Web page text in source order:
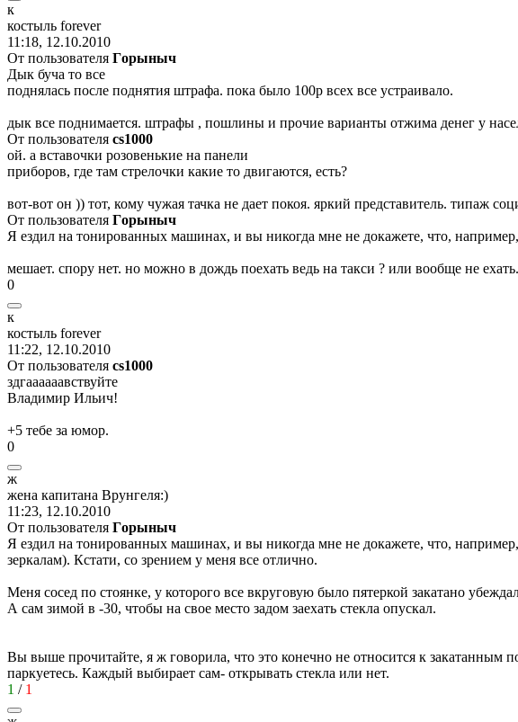
к
костыль forever
11:18, 12.10.2010
От пользователя Гoрыныч
Дык буча то все
поднялась после поднятия штрафа. пока было 100р всех все устраивало.
дык все поднимается. штрафы , пошлины и прочие варианты отжима денег у
От пользователя cs1000
ой. а вставочки розовенькие на панели
приборов, где там стрелочки какие то двигаются, есть?
вот-вот он )) тот, кому чужая тачка не дает покоя. яркий представитель. типаж
От пользователя Гoрыныч
Я ездил на тонированных машинах, и вы никогда мне не докажете, что,
мешает. спору нет. но можно в дождь поехать ведь на такси ? или вообще не
0
к
костыль forever
11:22, 12.10.2010
От пользователя cs1000
здгаааааавствуйте
Владимир Ильич!
+5 тебе за юмор.
0
ж
жена капитана Врунгеля:)
11:23, 12.10.2010
От пользователя Гoрыныч
Я ездил на тонированных машинах, и вы никогда мне не докажете, что,
зеркалам). Кстати, со зрением у меня все отлично.
Меня сосед по стоянке, у которого все вкруговую было пятеркой закатано
А сам зимой в -30, чтобы на свое место задом заехать стекла опускал.
Вы выше прочитайте, я ж говорила, что это конечно не относится к закатанным
паркуетесь. Каждый выбирает сам- открывать стекла или нет.
1 / 1